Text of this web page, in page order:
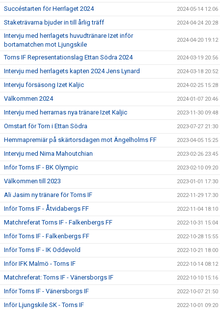
Succéstarten för Herrlaget 2024 2024-05-14 12:06
Staketrävarna bjuder in till årlig träff 2024-04-24 20:28
Intervju med herrlagets huvudtränare Izet inför
bortamatchen mot Ljungskile
2024-04-20 19:12
Torns IF Representationslag Ettan Södra 2024 2024-03-19 20:56
Intervju med herrlagets kapten 2024 Jens Lynard 2024-03-18 20:52
Intervju försäsong Izet Kaljic 2024-02-25 15:28
Välkommen 2024 2024-01-07 20:46
Intervju med herrarnas nya tränare Izet Kaljic 2023-11-30 09:48
Omstart för Torn i Ettan Södra 2023-07-27 21:30
Hemmapremiär på skärtorsdagen mot Ängelholms FF 2023-04-05 15:25
Intervju med Nima Mahoutchian 2023-02-26 23:45
Inför Torns IF - BK Olympic 2023-02-10 09:20
Välkommen till 2023 2023-01-01 17:30
Ali Jasim ny tränare för Torns IF 2022-11-29 17:30
Inför Torns IF - Åtvidabergs FF 2022-11-04 18:10
Matchreferat Torns IF - Falkenbergs FF 2022-10-31 15:04
Inför Torns IF - Falkenbergs FF 2022-10-28 15:55
Inför Torns IF - IK Oddevold 2022-10-21 18:00
Inför IFK Malmö - Torns IF 2022-10-14 08:12
Matchreferat: Torns IF - Vänersborgs IF 2022-10-10 15:16
Inför Torns IF - Vänersborgs IF 2022-10-07 21:50
Inför Ljungskile SK - Torns IF 2022-10-01 09:20